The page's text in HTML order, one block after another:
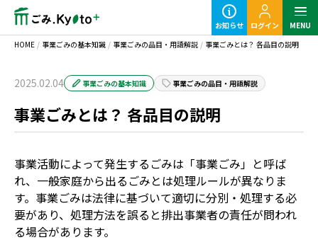
定期ごみのご利用の流れ
粗大ごみ回収のご利用の流れ
お知らせ ログイン
MENU
HOME / 事業ごみの基本知識 / 事業ごみの品目・用語解説 / 事業ごみとは？ 各品目の説明
2025.02.04 事業ごみの基本知識 事業ごみの品目・用語解説
事業ごみとは？ 各品目の説明
事業活動によって発生するごみは「事業ごみ」と呼ば
れ、一般家庭から出るごみとは処理ルールが異なりま
す。事業ごみは法律に基づいて適切に分別・処理する必
要があり、処理方法を誤ると排出事業者の責任が問われ
る場合があります。